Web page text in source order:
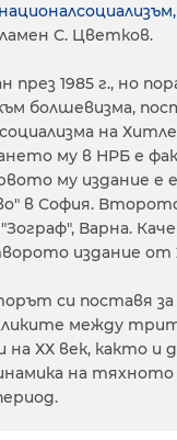
С. Цветков.
през 1985 г., но
болшевизма,
на
му в НРБ е
му издание е
в София.
Варна.
издание от
си поставя за
между
ХХ век, както и
на тяхното